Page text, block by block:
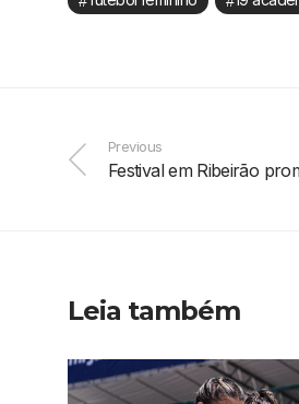
Previous
Festival em Ribeirão
Leia também